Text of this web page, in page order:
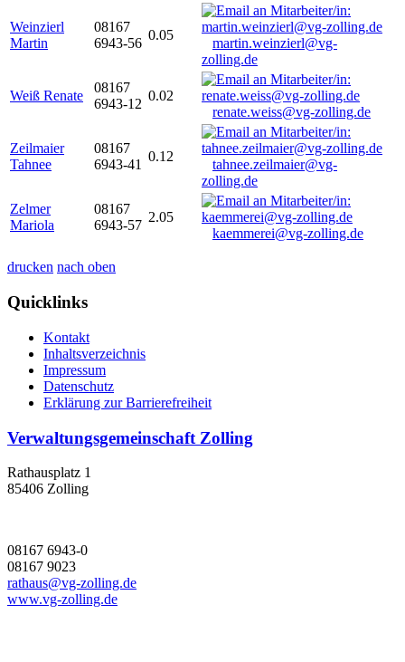
Weinzierl
Martin
08167
6943-56
0.05
martin.weinzierl@vg-
zolling.de
Weiß Renate
08167
6943-12
0.02
renate.weiss@vg-zolling.de
Zeilmaier
Tahnee
08167
6943-41
0.12
tahnee.zeilmaier@vg-
zolling.de
Zelmer
Mariola
08167
6943-57
2.05
kaemmerei@vg-zolling.de
drucken nach oben
Quicklinks
Kontakt
Inhaltsverzeichnis
Impressum
Datenschutz
Erklärung zur Barrierefreiheit
Verwaltungsgemeinschaft Zolling
Rathausplatz 1
85406 Zolling
08167 6943-0
08167 9023
rathaus@vg-zolling.de
www.vg-zolling.de